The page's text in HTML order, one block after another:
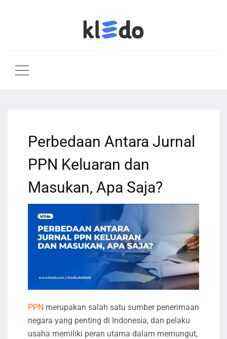
Perbedaan Antara Jurnal
PPN Keluaran dan
Masukan, Apa Saja?
PPN merupakan salah satu sumber penerimaan
negara yang penting di Indonesia, dan pelaku
usaha memiliki peran utama dalam memungut,